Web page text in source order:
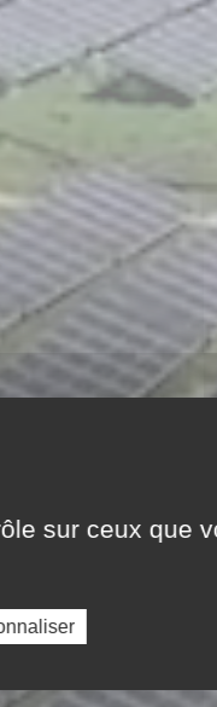
sur ceux que